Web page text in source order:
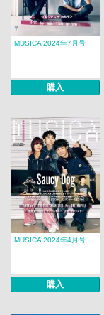
MUSICA 2024年7月号
購入
MUSICA 2024年4月号
購入